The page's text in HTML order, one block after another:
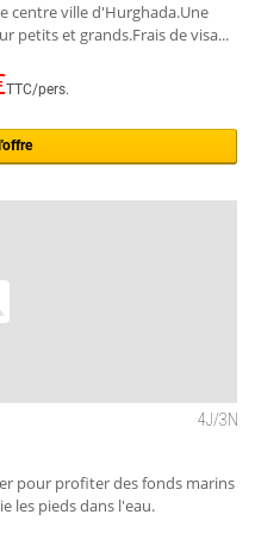
centre ville d'Hurghada.Une
petits et grands.Frais de visa...
TTC/pers.
4J/3N
pour profiter des fonds marins
les pieds dans l'eau.